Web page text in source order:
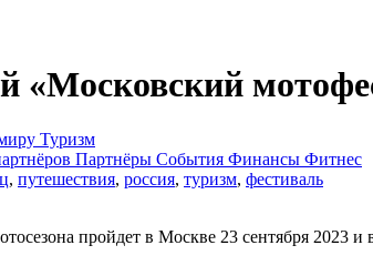
«Московский
Туризм
Партнёры События Финансы Фитнес
, путешествия, россия, туризм, фестиваль
пройдет в Москве 23 сентября 2023